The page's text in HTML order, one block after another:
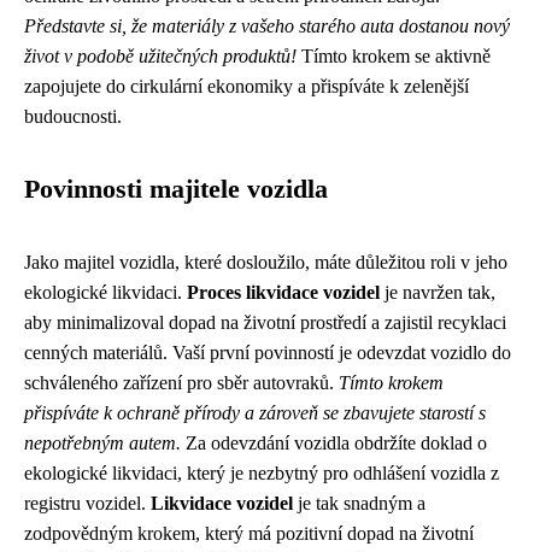
Představte si, že materiály z vašeho starého auta dostanou nový
život v podobě užitečných produktů! Tímto krokem se aktivně
zapojujete do cirkulární ekonomiky a přispíváte k zelenější
budoucnosti.
Povinnosti majitele vozidla
Jako majitel vozidla, které dosloužilo, máte důležitou roli v jeho
ekologické likvidaci. Proces likvidace vozidel je navržen tak,
aby minimalizoval dopad na životní prostředí a zajistil recyklaci
cenných materiálů. Vaší první povinností je odevzdat vozidlo do
schváleného zařízení pro sběr autovraků. Tímto krokem
přispíváte k ochraně přírody a zároveň se zbavujete starostí s
nepotřebným autem. Za odevzdání vozidla obdržíte doklad o
ekologické likvidaci, který je nezbytný pro odhlášení vozidla z
registru vozidel. Likvidace vozidel je tak snadným a
zodpovědným krokem, který má pozitivní dopad na životní